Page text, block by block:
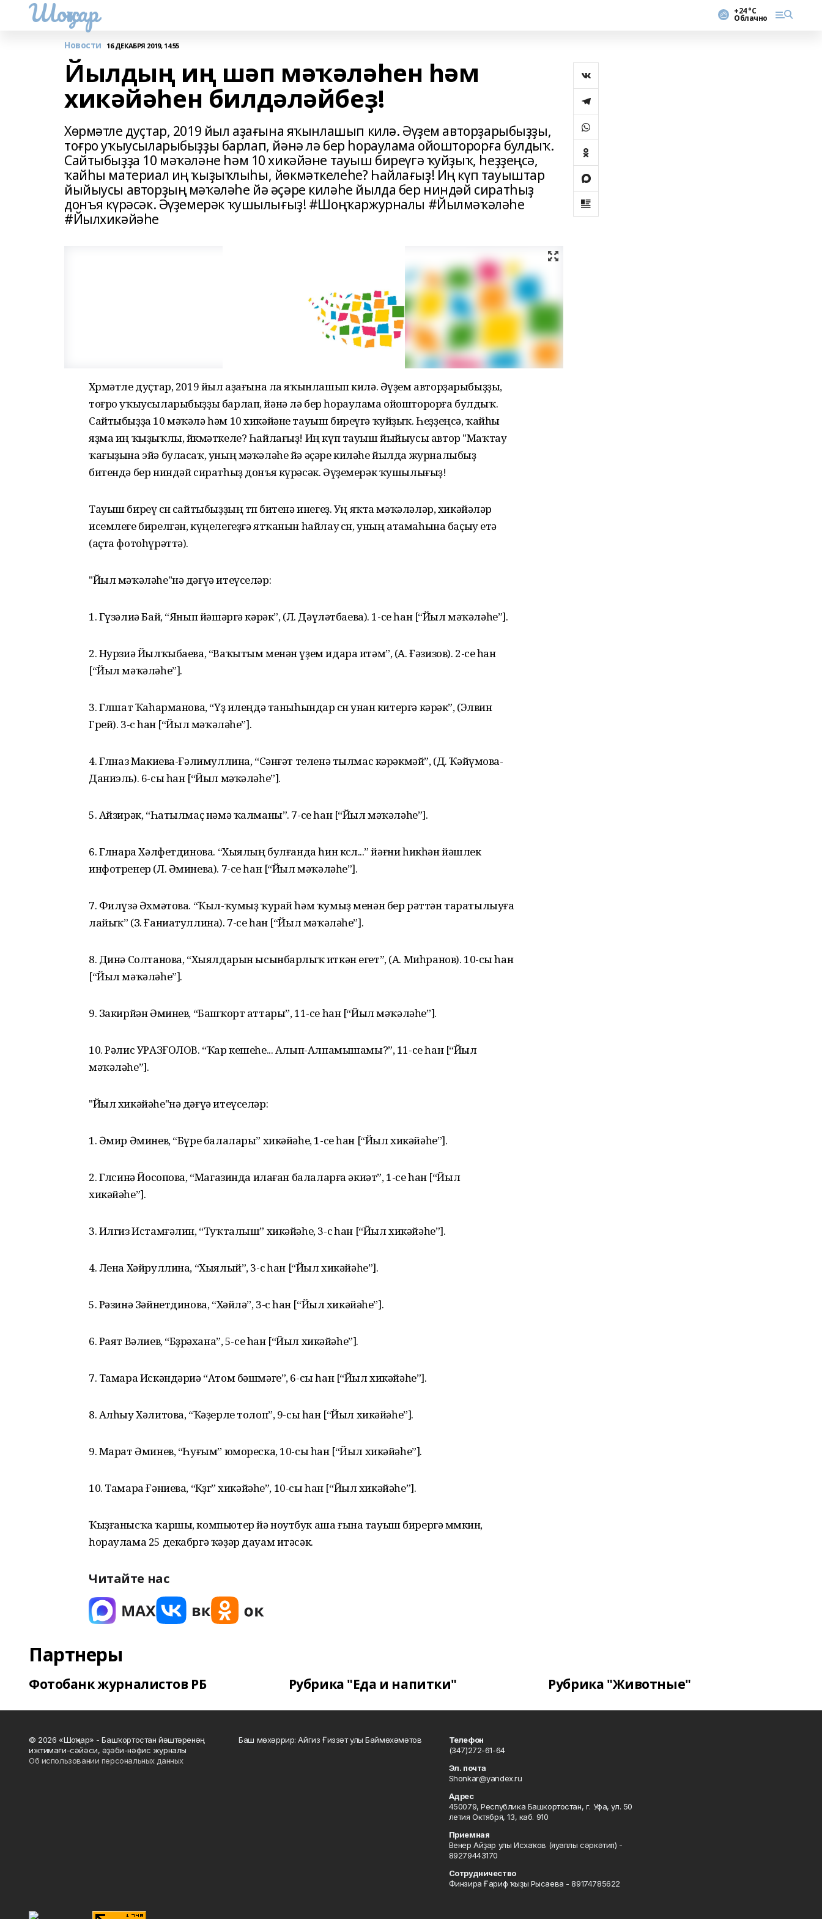
Шоңҡар +24 °С
Облачно
Новости 16 ДЕКАБРЯ 2019, 14:55
Йылдың иң шәп мәҡәләһен һәм
хикәйәһен билдәләйбеҙ!
Хөрмәтле дуҫтар, 2019 йыл аҙағына яҡынлашып килә. Әүҙем авторҙарыбыҙҙы,
тоғро уҡыусыларыбыҙҙы барлап, йәнә лә бер һораулама ойошторорға булдыҡ.
Сайтыбыҙҙа 10 мәҡәләне һәм 10 хикәйәне тауыш биреүгә ҡуйҙыҡ, һеҙҙеңсә,
ҡайһы материал иң ҡыҙыҡлыһы, йөкмәткелеһе? Һайлағыҙ! Иң күп тауыштар
йыйыусы авторҙың мәҡәләһе йә әҫәре киләһе йылда бер ниндәй сиратһыҙ
донъя күрәсәк. Әүҙемерәк ҡушылығыҙ! #Шоңҡаржурналы #Йылмәҡәләһе
#Йылхикәйәһе
Хөрмәтле дуҫтар, 2019 йыл аҙағына ла яҡынлашып килә. Әүҙем авторҙарыбыҙҙы,
тоғро уҡыусыларыбыҙҙы барлап, йәнә лә бер һораулама ойошторорға булдыҡ.
Сайтыбыҙҙа 10 мәҡәлә һәм 10 хикәйәне тауыш биреүгә ҡуйҙыҡ. Һеҙҙеңсә, ҡайһы
яҙма иң ҡыҙыҡлы, йөкмәткеле? Һайлағыҙ! Иң күп тауыш йыйыусы автор "Маҡтау
ҡағыҙына эйә буласаҡ, уның мәҡәләһе йә әҫәре киләһе йылда журналыбыҙ
битендә бер ниндәй сиратһыҙ донъя күрәсәк. Әүҙемерәк ҡушылығыҙ!
Тауыш биреү өсөн сайтыбыҙҙың төп битенә инегеҙ. Уң яҡта мәҡәләләр, хикәйәләр
исемлеге бирелгән, күңелегеҙгә ятҡанын һайлау өсөн, уның атамаһына баҫыу етә
(аҫта фотоһүрәттә).
"Йыл мәҡәләһе"нә дәғүә итеүселәр:
1. Гүзәлиә Бай, “Янып йәшәргә кәрәк”, (Л. Дәүләтбаева). 1-се һан [“Йыл мәҡәләһе”].
2. Нурзиә Йылҡыбаева, “Ваҡытым менән үҙем идара итәм”, (А. Ғәзизов). 2-се һан
[“Йыл мәҡәләһе”].
3. Гөлшат Ҡаһарманова, “Үҙ илеңдә таныһындар өсөн унан китергә кәрәк”, (Элвин
Грей). 3-сө һан [“Йыл мәҡәләһе”].
4. Гөлназ Макиева-Ғәлимуллина, “Сәнғәт теленә тылмас кәрәкмәй”, (Д. Ҡәйүмова-
Даниэль). 6-сы һан [“Йыл мәҡәләһе”].
5. Айзирәк, “Һатылмаҫ нәмә ҡалманы”. 7-се һан [“Йыл мәҡәләһе”].
6. Гөлнара Хәлфетдинова. “Хыялың булғанда һин көслө...” йәғни һикһән йәшлек
инфотренер (Л. Әминева). 7-се һан [“Йыл мәҡәләһе”].
7. Филүзә Әхмәтова. “Ҡыл-ҡумыҙ ҡурай һәм ҡумыҙ менән бер рәттән таратылыуға
лайыҡ” (З. Ғаниатуллина). 7-се һан [“Йыл мәҡәләһе”].
8. Динә Солтанова, “Хыялдарын ысынбарлыҡ иткән егет”, (А. Миһранов). 10-сы һан
[“Йыл мәҡәләһе”].
9. Закирйән Әминев, “Башҡорт аттары”, 11-се һан [“Йыл мәҡәләһе”].
10. Рәлис УРАЗҒОЛОВ. “Ҡар кешеһе... Алып-Алпамышамы?”, 11-се һан [“Йыл
мәҡәләһе”].
"Йыл хикәйәһе"нә дәғүә итеүселәр:
1. Әмир Әминев, “Бүре балалары” хикәйәһе, 1-се һан [“Йыл хикәйәһе”].
2. Гөлсинә Йосопова, “Магазинда илаған балаларға әкиәт”, 1-се һан [“Йыл
хикәйәһе”].
3. Илгиз Истамғәлин, “Туҡталыш” хикәйәһе, 3-сө һан [“Йыл хикәйәһе”].
4. Лена Хәйруллина, “Хыялый”, 3-сө һан [“Йыл хикәйәһе”].
5. Рәзинә Зәйнетдинова, “Хәйлә”, 3-сө һан [“Йыл хикәйәһе”].
6. Раят Вәлиев, “Бөҙрәхана”, 5-се һан [“Йыл хикәйәһе”].
7. Тамара Искәндәриә “Атом бәшмәге”, 6-сы һан [“Йыл хикәйәһе”].
8. Алһыу Хәлитова, “Ҡәҙерле толоп”, 9-сы һан [“Йыл хикәйәһе”].
9. Марат Әминев, “Һуғым” юмореска, 10-сы һан [“Йыл хикәйәһе”].
10. Тамара Ғәниева, “Көҙгө” хикәйәһе”, 10-сы һан [“Йыл хикәйәһе”].
Ҡыҙғанысҡа ҡаршы, компьютер йә ноутбук аша ғына тауыш бирергә мөмкин,
һораулама 25 декабргә ҡәҙәр дауам итәсәк.
Читайте нас
Партнеры
Фотобанк журналистов РБ Рубрика "Еда и напитки" Рубрика "Животные"
© 2026 «Шоңҡар» - Башҡортостан йәштәренәң
ижтимағи-сәйәси, әҙәби-нәфис журналы
Об использовании персональных данных
Баш мөхәррир: Айгиз Ғиззәт улы Баймөхәмәтов
Телефон
(347)272-61-64
Эл. почта
Shonkar@yandex.ru
Адрес
450079, Республика Башкортостан, г. Уфа, ул. 50
летия Октября, 13, каб. 910
Приемная
Венер Айҙар улы Исхаҡов (яуаплы сәркәтип) -
89279443170
Сотрудничество
Финзира Ғариф ҡыҙы Рысаева - 89174785622